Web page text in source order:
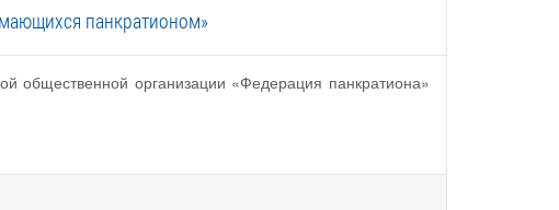
панкратионом»
общественной организации «Федерация панкратиона»